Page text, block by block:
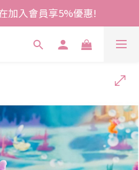
加入會員享5%優惠!